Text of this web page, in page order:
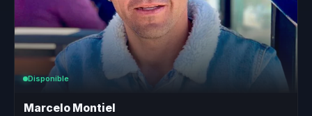
Disponible
Marcelo Montiel